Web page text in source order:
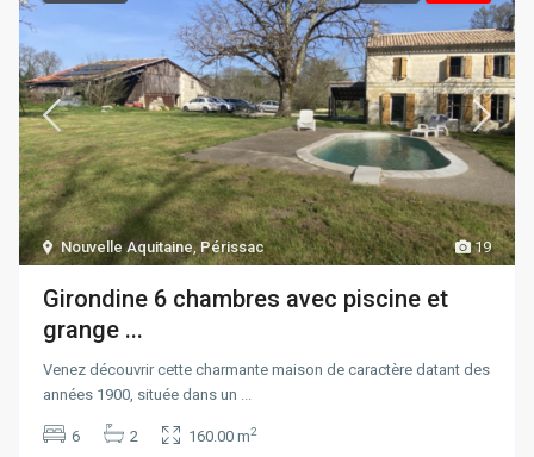
19
Nouvelle Aquitaine,Périssac
Girondine 6 chambres avec piscine et
grange ...
Venez découvrir cette charmante maison de caractère datant des
années 1900, située dans un
6 2 160.00 m2